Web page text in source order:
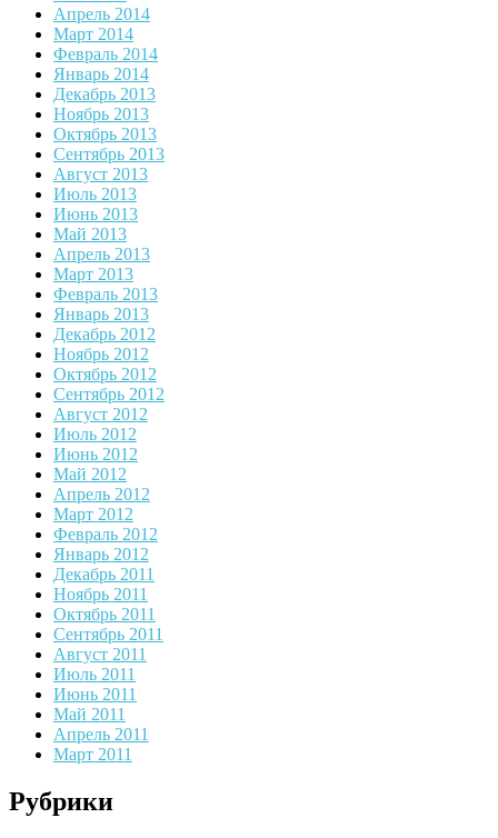
Апрель 2014
Март 2014
Февраль 2014
Январь 2014
Декабрь 2013
Ноябрь 2013
Октябрь 2013
Сентябрь 2013
Август 2013
Июль 2013
Июнь 2013
Май 2013
Апрель 2013
Март 2013
Февраль 2013
Январь 2013
Декабрь 2012
Ноябрь 2012
Октябрь 2012
Сентябрь 2012
Август 2012
Июль 2012
Июнь 2012
Май 2012
Апрель 2012
Март 2012
Февраль 2012
Январь 2012
Декабрь 2011
Ноябрь 2011
Октябрь 2011
Сентябрь 2011
Август 2011
Июль 2011
Июнь 2011
Май 2011
Апрель 2011
Март 2011
Рубрики